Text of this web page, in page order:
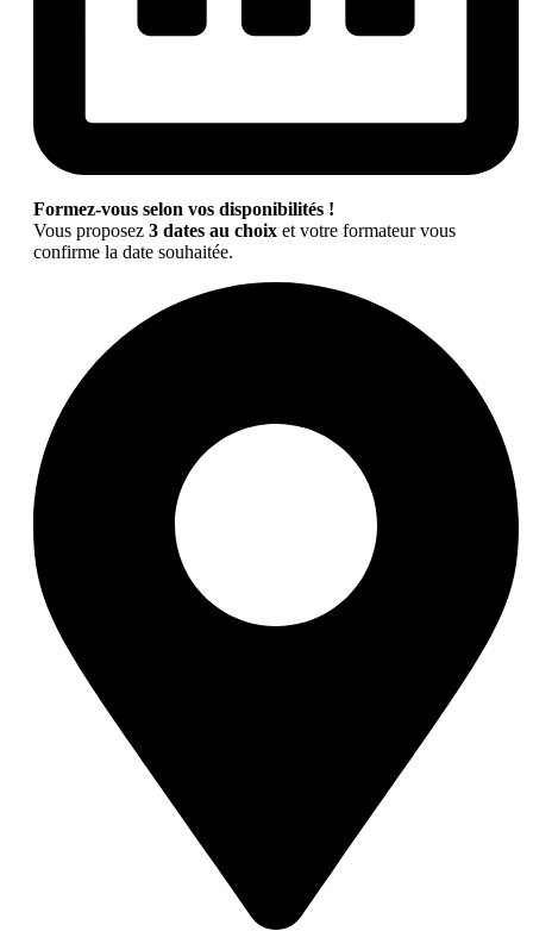
Formez-vous selon vos disponibilités !
Vous proposez 3 dates au choix et votre formateur vous
confirme la date souhaitée.